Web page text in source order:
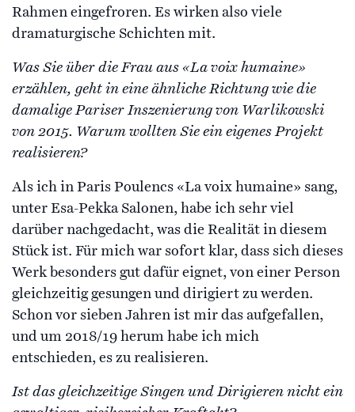
Rahmen eingefroren. Es wirken also viele
dramaturgische Schichten mit.
Was Sie über die Frau aus «La voix humaine»
erzählen, geht in eine ähnliche Richtung wie die
damalige Pariser Inszenierung von Warlikowski
von 2015. Warum wollten Sie ein eigenes Projekt
realisieren?
Als ich in Paris Poulencs «La voix humaine» sang,
unter Esa-Pekka Salonen, habe ich sehr viel
darüber nachgedacht, was die Realität in diesem
Stück ist. Für mich war sofort klar, dass sich dieses
Werk besonders gut dafür eignet, von einer Person
gleichzeitig gesungen und dirigiert zu werden.
Schon vor sieben Jahren ist mir das aufgefallen,
und um 2018/19 herum habe ich mich
entschieden, es zu realisieren.
Ist das gleichzeitige Singen und Dirigieren nicht ein